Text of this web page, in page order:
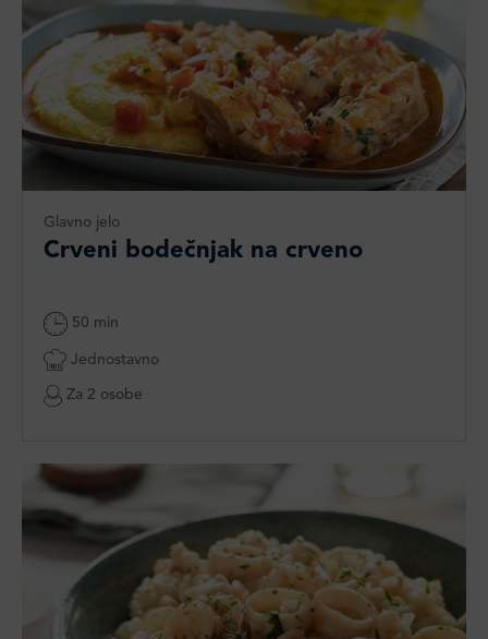
Glavno jelo
Crveni bodečnjak na crveno
50 min
Jednostavno
Za 2 osobe